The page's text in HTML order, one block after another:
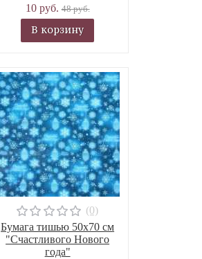
10 руб.48 руб.
В корзину
(0)
Бумага тишью 50х70 см
"Счастливого Нового
года"